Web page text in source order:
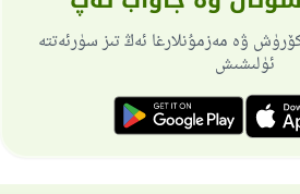
ۋە مەزمۇنلارغا ئەڭ تىز سۈرئەتتە
ئۈلىشىش